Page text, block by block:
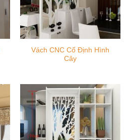
Vách CNC Cố Định Hình
Cây